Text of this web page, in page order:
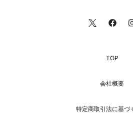
TOP
会社概要
特定商取引法に基づ